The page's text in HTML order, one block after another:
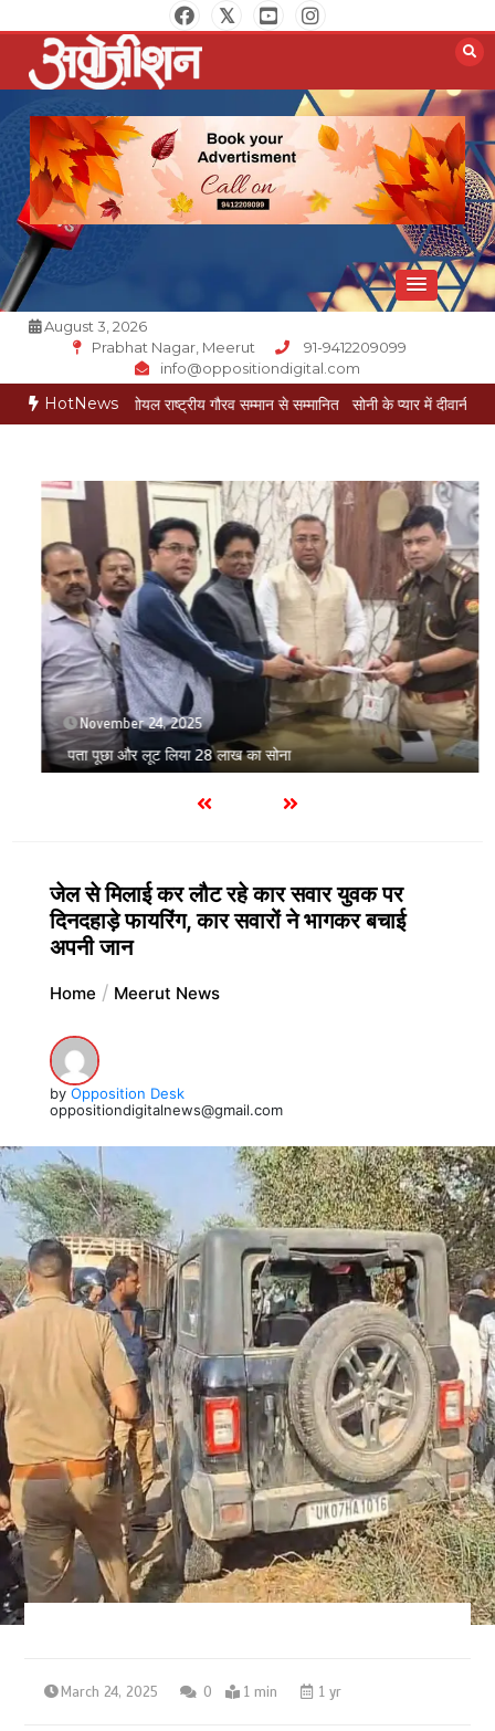
to
content
Opposition Digital
August 3, 2026
Prabhat Nagar, Meerut
91-9412209099
info@oppositiondigital.com
HotNews
गोयल राष्ट्रीय गौरव सम्मान से सम्मानित सोनी के प्यार में दीवानी सीता पहुंची मेरठ
November 24, 2025
पता पूछा और लूट लिया 28 लाख का सोना
जेल से मिलाई कर लौट रहे कार सवार युवक पर
दिनदहाड़े फायरिंग, कार सवारों ने भागकर बचाई
अपनी जान
Home Meerut News
by Opposition Desk
oppositiondigitalnews@gmail.com
March 24, 2025 0 1 min 1 yr